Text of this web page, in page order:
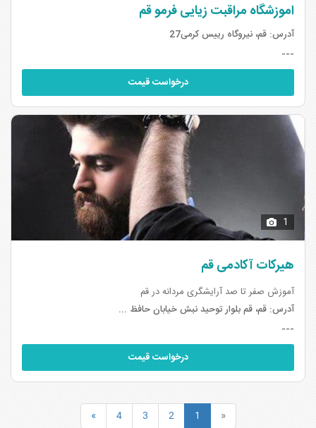
اموزشگاه مراقبت زیایی فرمو قم
آدرس: قم، نیروگاه رییس کرمی27
---
درخواست قیمت
1
هیرکات آکادمی قم
آموزش صفر تا صد آرایشگری مردانه در قم
آدرس: قم، قم بلوار توحید نبش خیابان حافظ ...
---
درخواست قیمت
«
1
2
3
4
»